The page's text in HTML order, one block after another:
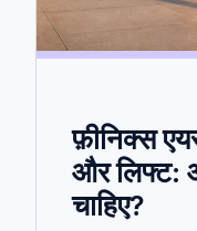
फ़ीनिक्स
और लिफ्ट:
चाहिए?